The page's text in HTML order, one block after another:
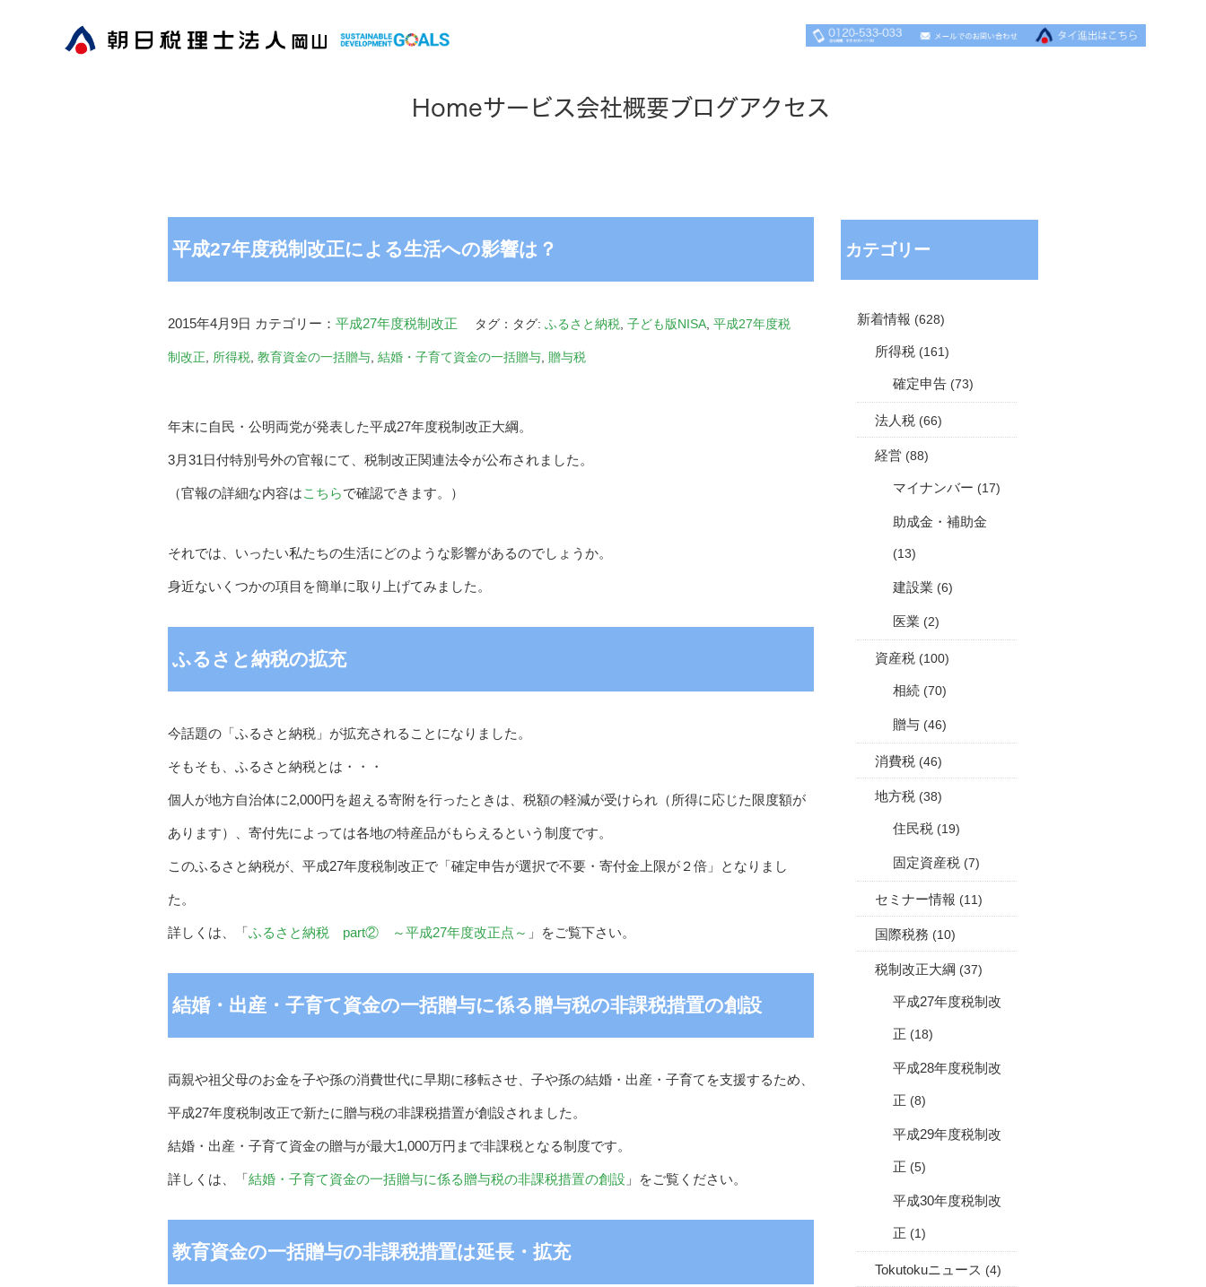
Homeサービス会社概要ブログアクセス
平成27年度税制改正による生活への影響は？
2015年4月9日 カテゴリー： 平成27年度税制改正 タグ：タグ: ふるさと納税 子ども版NISA 平成27年度税
制改正 所得税 教育資金の一括贈与 結婚・子育て資金の一括贈与 贈与税
年末に自民・公明両党が発表した平成27年度税制改正大綱。
3月31日付特別号外の官報にて、税制改正関連法令が公布されました。
（官報の詳細な内容はこちらで確認できます。）
それでは、いったい私たちの生活にどのような影響があるのでしょうか。
身近ないくつかの項目を簡単に取り上げてみました。
ふるさと納税の拡充
今話題の「ふるさと納税」が拡充されることになりました。
そもそも、ふるさと納税とは・・・
個人が地方自治体に2,000円を超える寄附を行ったときは、税額の軽減が受けられ（所得に応じた限度額が
あります）、寄付先によっては各地の特産品がもらえるという制度です。
このふるさと納税が、平成27年度税制改正で「確定申告が選択で不要・寄付金上限が２倍」となりまし
た。
詳しくは、「ふるさと納税 part② ～平成27年度改正点～ 」をご覧下さい。
結婚・出産・子育て資金の一括贈与に係る贈与税の非課税措置の創設
両親や祖父母のお金を子や孫の消費世代に早期に移転させ、子や孫の結婚・出産・子育てを支援するため、
平成27年度税制改正で新たに贈与税の非課税措置が創設されました。
結婚・出産・子育て資金の贈与が最大1,000万円まで非課税となる制度です。
詳しくは、「結婚・子育て資金の一括贈与に係る贈与税の非課税措置の創設 」をご覧ください。
教育資金の一括贈与の非課税措置は延長・拡充
カテゴリー
新着情報 (628)
所得税 (161)
確定申告 (73)
法人税 (66)
経営 (88)
マイナンバー (17)
助成金・補助金
(13)
建設業 (6)
医業 (2)
資産税 (100)
相続 (70)
贈与 (46)
消費税 (46)
地方税 (38)
住民税 (19)
固定資産税 (7)
セミナー情報 (11)
国際税務 (10)
税制改正大綱 (37)
平成27年度税制改
正 (18)
平成28年度税制改
正 (8)
平成29年度税制改
正 (5)
平成30年度税制改
正 (1)
Tokutokuニュース (4)